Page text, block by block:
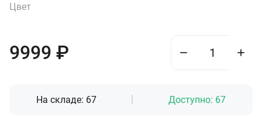
Цвет
9999 ₽
На складе: 67 Доступно: 67